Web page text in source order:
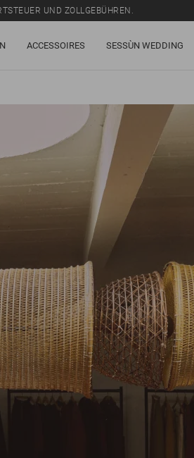
UND ZOLLGEBÜHREN.
ACCESSOIRES SESSÙN WEDDING